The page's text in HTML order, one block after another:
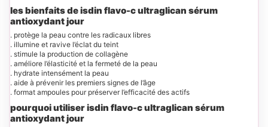
les bienfaits de isdin flavo-c ultraglican sérum
antioxydant jour
. protège la peau contre les radicaux libres
. illumine et ravive l’éclat du teint
. stimule la production de collagène
. améliore l’élasticité et la fermeté de la peau
. hydrate intensément la peau
. aide à prévenir les premiers signes de l’âge
. format ampoules pour préserver l’efficacité des actifs
pourquoi utiliser isdin flavo-c ultraglican sérum
antioxydant jour